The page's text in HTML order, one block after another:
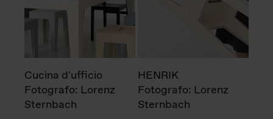
Cucina d'ufficio
Fotografo: Lorenz
Sternbach
HENRIK
Fotografo: Lorenz
Sternbach